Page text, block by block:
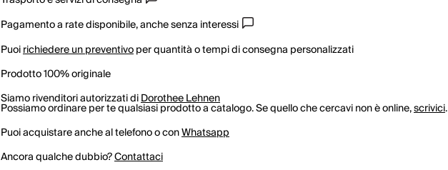
Pagamento a rate disponibile, anche senza interessi
Puoirichiedere un preventivoper quantità o tempi di consegna personalizzati
Prodotto 100% originale
Siamo rivenditori autorizzati diDorothee Lehnen
Possiamo ordinare per te qualsiasi prodotto a catalogo. Se quello che cercavi non è online,scrivici.
Puoi acquistare anche al telefono o conWhatsapp
Ancora qualche dubbio?Contattaci